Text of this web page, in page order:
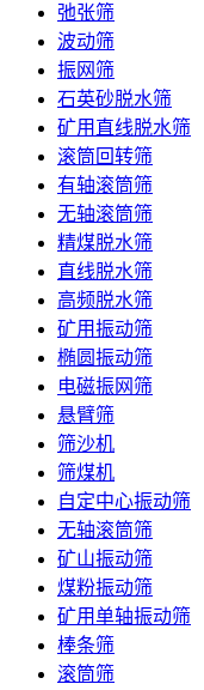
弛张筛
波动筛
振网筛
石英砂脱水筛
矿用直线脱水筛
滚筒回转筛
有轴滚筒筛
无轴滚筒筛
精煤脱水筛
直线脱水筛
高频脱水筛
矿用振动筛
椭圆振动筛
电磁振网筛
悬臂筛
筛沙机
筛煤机
自定中心振动筛
无轴滚筒筛
矿山振动筛
煤粉振动筛
矿用单轴振动筛
棒条筛
滚筒筛